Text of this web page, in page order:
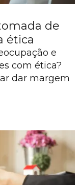
de
ética
e
com ética?
dar margem